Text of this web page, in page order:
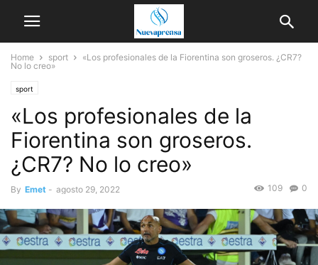
Home sport
«Los profesionales de la Fiorentina son groseros. ¿CR7?
No lo creo»
sport
«Los profesionales de la
Fiorentina son groseros.
¿CR7? No lo creo»
By Emet - agosto 29, 2022 0
109